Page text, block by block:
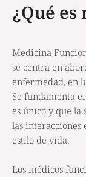
¿Qué
Medicina
se centra en
enfermedad, en
Se fundamenta
es único y que la
las interacciones
estilo de vida.
Los médicos